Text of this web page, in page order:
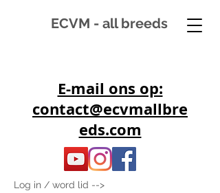
ECVM - all breeds
E-mail ons op:
contact@ecvmallbre
eds.com
Log in / word lid -->